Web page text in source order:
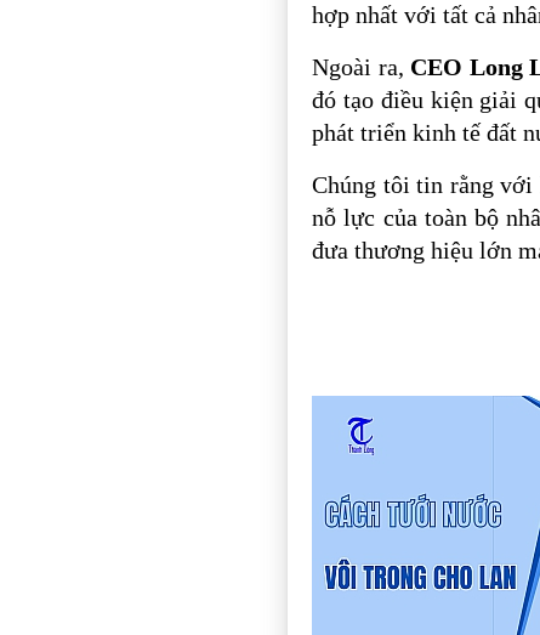
hợp nhất với tất cả
Ngoài ra, CEO Long
đó tạo điều kiện giải
phát triển kinh tế đất
Chúng tôi tin rằng với
nỗ lực của toàn bộ
đưa thương hiệu lớn